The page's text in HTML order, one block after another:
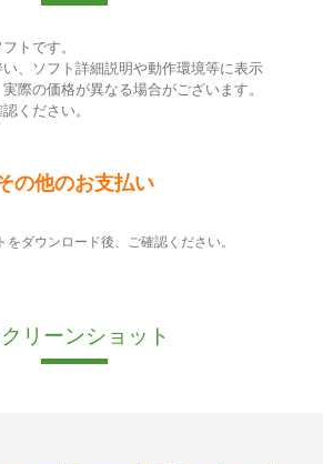
トです。
、ソフト詳細説明や動作環境等に表示
際の価格が異なる場合がございます。
ください。
の他のお支払い
ダウンロード後、ご確認ください。
リーンショット